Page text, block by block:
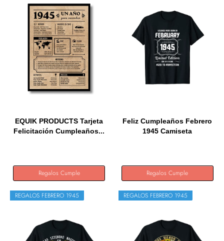
EQUIK PRODUCTS Tarjeta
Felicitación Cumpleaños...
Regalos Cumple
Feliz Cumpleaños Febrero
1945 Camiseta
Regalos Cumple
REGALOS FEBRERO 1945 REGALOS FEBRERO 1945